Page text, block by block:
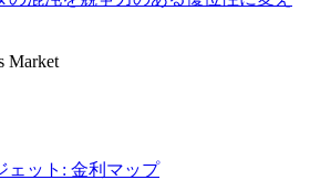
Market
ェット: 金利マップ